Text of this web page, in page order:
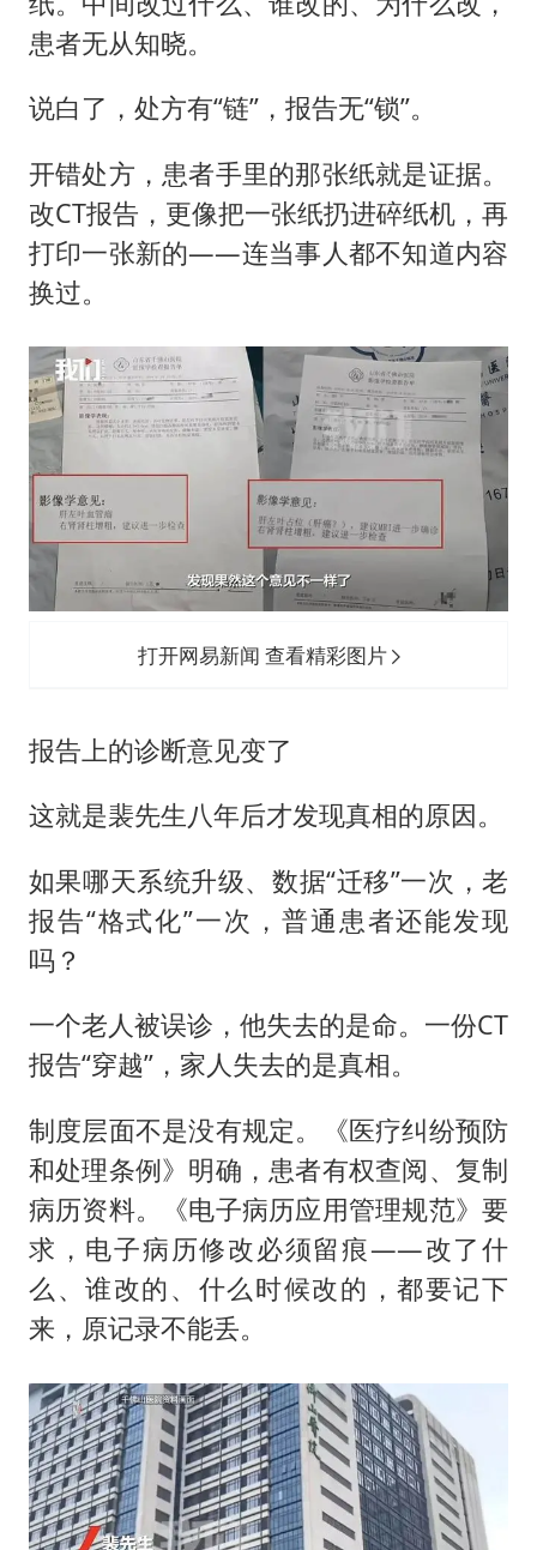
患者无从知晓。
说白了，处方有“链”，报告无“锁”。
开错处方，患者手里的那张纸就是证据。
改CT报告，更像把一张纸扔进碎纸机，再
打印一张新的——连当事人都不知道内容
换过。
打开网易新闻 查看精彩图片
报告上的诊断意见变了
这就是裴先生八年后才发现真相的原因。
如果哪天系统升级、数据“迁移”一次，老
报告“格式化”一次，普通患者还能发现
吗？
一个老人被误诊，他失去的是命。一份CT
报告“穿越”，家人失去的是真相。
制度层面不是没有规定。《医疗纠纷预防
和处理条例》明确，患者有权查阅、复制
病历资料。《电子病历应用管理规范》要
求，电子病历修改必须留痕——改了什
么、谁改的、什么时候改的，都要记下
来，原记录不能丢。